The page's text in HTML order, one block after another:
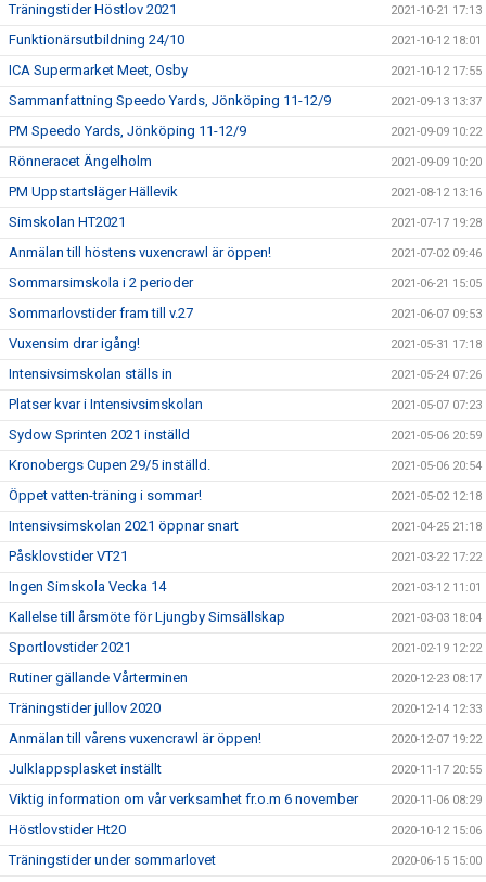
Träningstider Höstlov 2021 2021-10-21 17:13
Funktionärsutbildning 24/10 2021-10-12 18:01
ICA Supermarket Meet, Osby 2021-10-12 17:55
Sammanfattning Speedo Yards, Jönköping 11-12/9 2021-09-13 13:37
PM Speedo Yards, Jönköping 11-12/9 2021-09-09 10:22
Rönneracet Ängelholm 2021-09-09 10:20
PM Uppstartsläger Hällevik 2021-08-12 13:16
Simskolan HT2021 2021-07-17 19:28
Anmälan till höstens vuxencrawl är öppen! 2021-07-02 09:46
Sommarsimskola i 2 perioder 2021-06-21 15:05
Sommarlovstider fram till v.27 2021-06-07 09:53
Vuxensim drar igång! 2021-05-31 17:18
Intensivsimskolan ställs in 2021-05-24 07:26
Platser kvar i Intensivsimskolan 2021-05-07 07:23
Sydow Sprinten 2021 inställd 2021-05-06 20:59
Kronobergs Cupen 29/5 inställd. 2021-05-06 20:54
Öppet vatten-träning i sommar! 2021-05-02 12:18
Intensivsimskolan 2021 öppnar snart 2021-04-25 21:18
Påsklovstider VT21 2021-03-22 17:22
Ingen Simskola Vecka 14 2021-03-12 11:01
Kallelse till årsmöte för Ljungby Simsällskap 2021-03-03 18:04
Sportlovstider 2021 2021-02-19 12:22
Rutiner gällande Vårterminen 2020-12-23 08:17
Träningstider jullov 2020 2020-12-14 12:33
Anmälan till vårens vuxencrawl är öppen! 2020-12-07 19:22
Julklappsplasket inställt 2020-11-17 20:55
Viktig information om vår verksamhet fr.o.m 6 november 2020-11-06 08:29
Höstlovstider Ht20 2020-10-12 15:06
Träningstider under sommarlovet 2020-06-15 15:00